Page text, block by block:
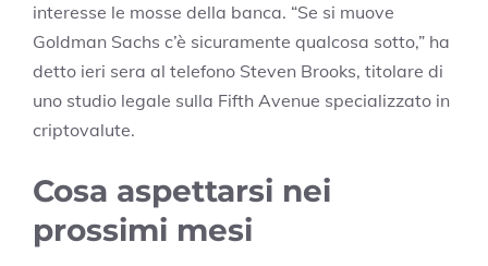
interesse le mosse della banca. “Se si muove
Goldman Sachs c’è sicuramente qualcosa sotto,” ha
detto ieri sera al telefono Steven Brooks, titolare di
uno studio legale sulla Fifth Avenue specializzato in
criptovalute.
Cosa aspettarsi nei
prossimi mesi